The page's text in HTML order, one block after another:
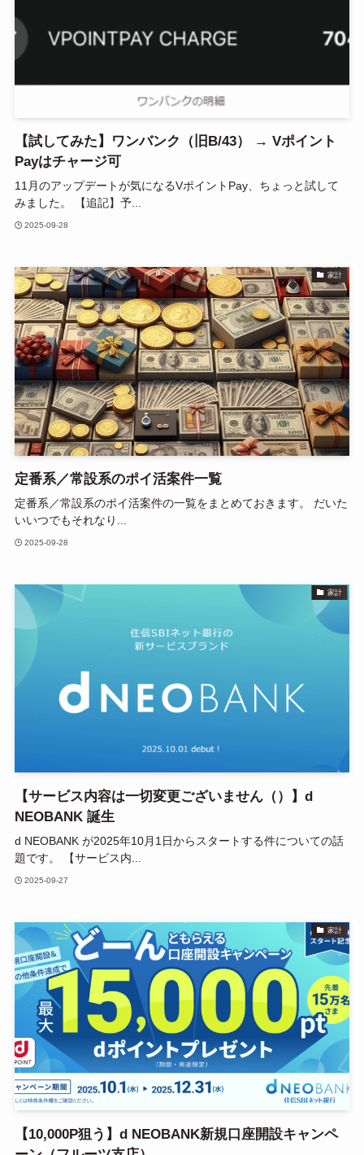
【試してみた】ワンバンク（旧B/43） → Vポイント
Payはチャージ可
11月のアップデートが気になるVポイントPay、ちょっと試して
みました。 【追記】予...
2025-09-28
家計
定番系／常設系のポイ活案件一覧
定番系／常設系のポイ活案件の一覧をまとめておきます。 だいた
いいつでもそれなり...
2025-09-28
家計
【サービス内容は一切変更ございません（）】d
NEOBANK 誕生
d NEOBANK が2025年10月1日からスタートする件についての話
題です。 【サービス内...
2025-09-27
家計
【10,000P狙う】d NEOBANK新規口座開設キャンペ